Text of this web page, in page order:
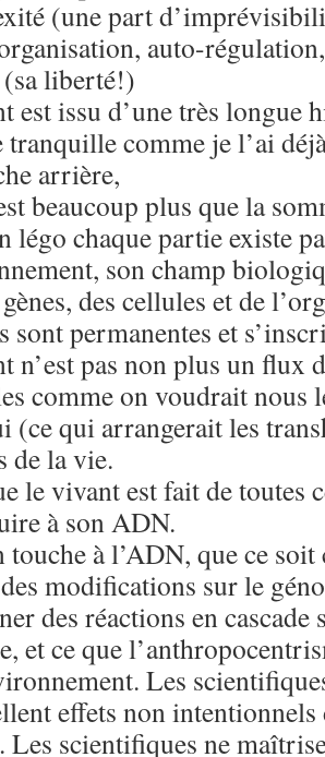
(une part
auto-
liberté!)
est issu d’une très longue
comme je l’ai
arrière,
beaucoup plus que la
légo chaque partie existe
son champ
des cellules et de
sont permanentes et
n’est pas non plus un flux
comme on voudrait nous
(ce qui arrangerait les
de la vie.
le vivant est fait de toutes
à son ADN.
touche à l’ADN, que ce
modifications sur le
des réactions en cascade
et ce que
Les
effets non
Les scientifiques ne